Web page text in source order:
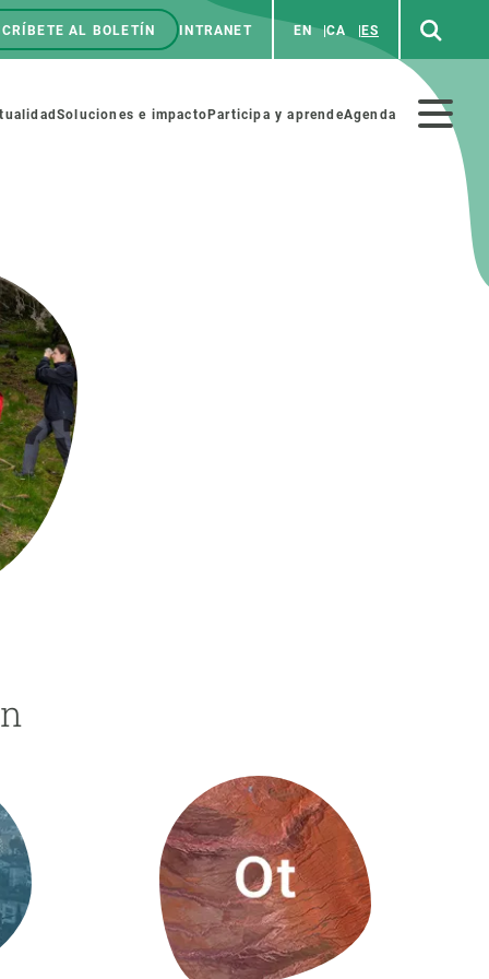
AL BOLETÍN INTRANET EN CA ES
Soluciones e impacto Participa y aprendeAgenda
Recursos Humanos
académicas
PF
ERC
de másteres y doctorado
sabático
formación